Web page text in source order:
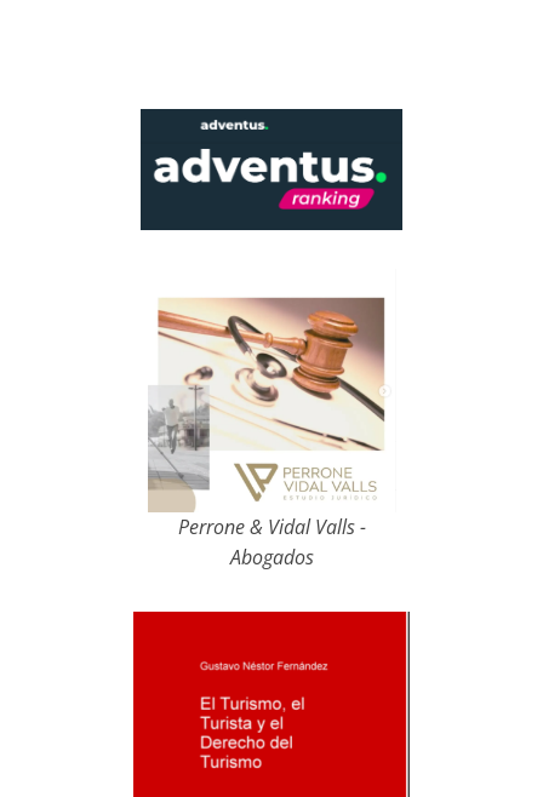
Perrone & Vidal Valls -
Abogados